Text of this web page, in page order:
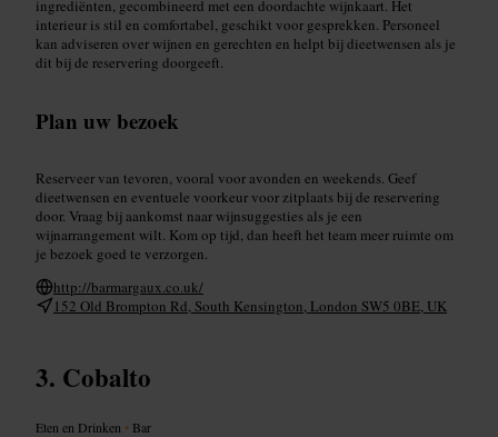
ingrediënten, gecombineerd met een doordachte wijnkaart. Het
interieur is stil en comfortabel, geschikt voor gesprekken. Personeel
kan adviseren over wijnen en gerechten en helpt bij dieetwensen als je
dit bij de reservering doorgeeft.
Plan uw bezoek
Reserveer van tevoren, vooral voor avonden en weekends. Geef
dieetwensen en eventuele voorkeur voor zitplaats bij de reservering
door. Vraag bij aankomst naar wijnsuggesties als je een
wijnarrangement wilt. Kom op tijd, dan heeft het team meer ruimte om
je bezoek goed te verzorgen.
http://barmargaux.co.uk/
152 Old Brompton Rd, South Kensington, London SW5 0BE, UK
Cobalto
Eten en Drinken • Bar